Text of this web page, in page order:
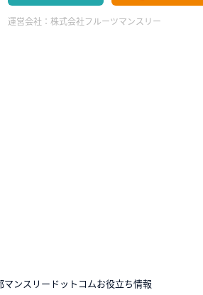
運営会社：株式会社フルーツマンスリー
マンスリードットコムお役立ち情報